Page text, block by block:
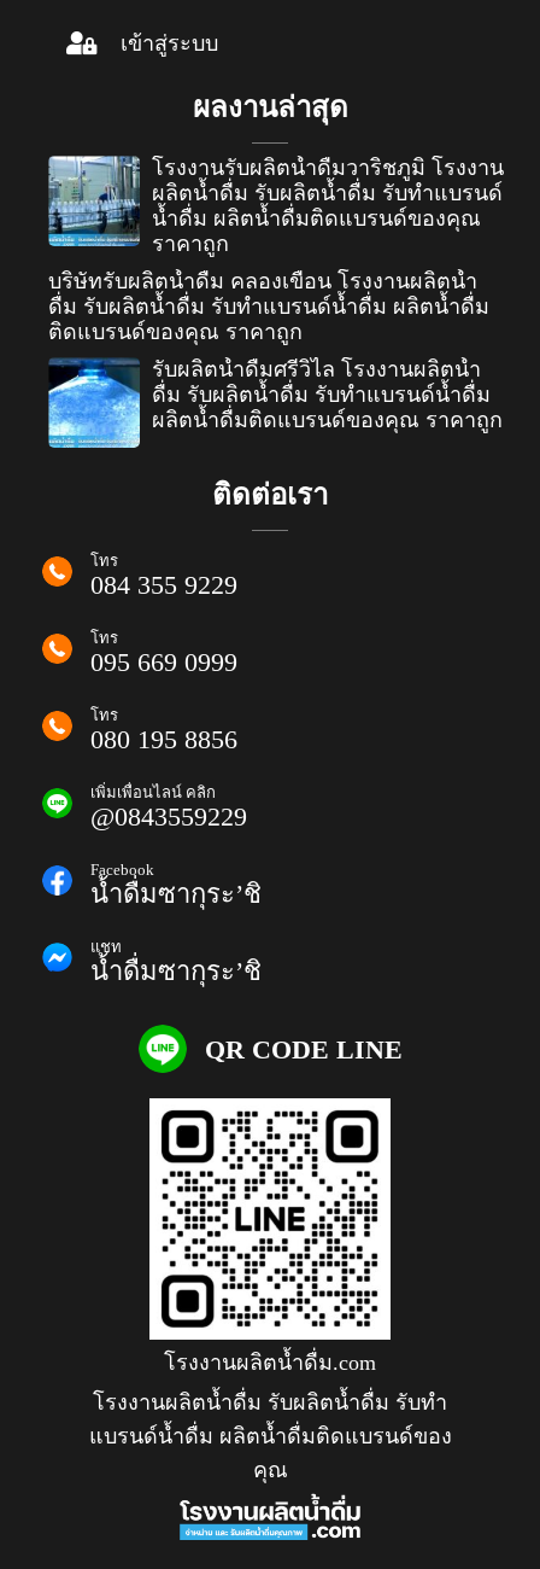
เข้าสู่ระบบ
ผลงานล่าสุด
โรงงานรับผลิตน้ำดื่มวาริชภูมิ โรงงาน
ผลิตน้ำดื่ม รับผลิตน้ำดื่ม รับทำแบรนด์
น้ำดื่ม ผลิตน้ำดื่มติดแบรนด์ของคุณ
ราคาถูก
บริษัทรับผลิตน้ำดื่ม คลองเขื่อน โรงงานผลิตน้ำ
ดื่ม รับผลิตน้ำดื่ม รับทำแบรนด์น้ำดื่ม ผลิตน้ำดื่ม
ติดแบรนด์ของคุณ ราคาถูก
รับผลิตน้ำดื่มศรีวิไล โรงงานผลิตน้ำ
ดื่ม รับผลิตน้ำดื่ม รับทำแบรนด์น้ำดื่ม
ผลิตน้ำดื่มติดแบรนด์ของคุณ ราคาถูก
ติดต่อเรา
โทร
084 355 9229
โทร
095 669 0999
โทร
080 195 8856
เพิ่มเพื่อนไลน์ คลิก
@0843559229
Facebook
น้ำดื่มซากุระ’ชิ
แชท
น้ำดื่มซากุระ’ชิ
QR CODE LINE
โรงงานผลิตน้ำดื่ม.com
โรงงานผลิตน้ำดื่ม รับผลิตน้ำดื่ม รับทำ
แบรนด์น้ำดื่ม ผลิตน้ำดื่มติดแบรนด์ของ
คุณ